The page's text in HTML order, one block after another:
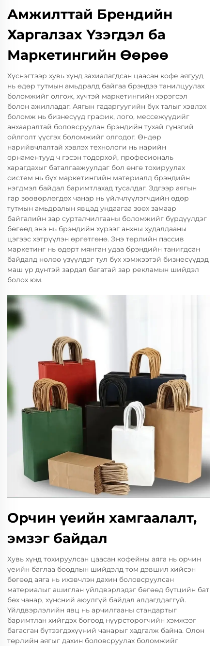
Амжилттай Брендийн
Харгалзах Үзэгдэл ба
Маркетингийн Өөрөө
Хүснэгтээр хувь хүнд захиалагдсан цаасан кофе аягууд
нь өдөр тутмын амьдралд байгаа брэндээ танилцуулах
боломжийг олгож, хүчтэй маркетингийн хэрэгсэл
болон ажилладаг. Аягын гадаргуугийн бүх талыг хэвлэх
боломж нь бизнесүүд график, лого, мессежүүдийг
анхааралтай боловсруулан брэндийн тухай гүнзгий
ойлголт үүсгэх боломжийг олгодог. Өндөр
нарийвчлалтай хэвлэх технологи нь нарийн
орнаментууд ч гэсэн тодорхой, професиональ
харагдахыг баталгаажуулдаг бол өнгө тохируулах
систем нь бүх маркетингийн материалд брэндийн
нэгдмэл байдал баримтлахад тусалдаг. Эдгээр аягын
гар зөөвөрлөгдөх чанар нь үйлчлүүлэгчдийн өдөр
тутмын амьдралын явцад ундаагаа зөөх замаар
байгалийн зар сурталчилгааны боломжийг бүрдүүлдэг
бөгөөд энэ нь брэндийн хүрээг анхны худалдааны
цэгээс хэтрүүлэн өргөтгөнө. Энэ төрлийн пассив
маркетинг нь өдөрт мянган удаа брэндийн танигдсан
байдалд нөлөө үзүүлдэг тул бүх хэмжээтэй бизнесүүдэд
маш үр дүнтэй зардал багатай зар рекламын шийдэл
болох юм.
Орчин үеийн хамгаалалт,
эмзэг байдал
Хувь хүнд тохируулсан цаасан кофейны аяга нь орчин
үеийн баглаа боодлын шийдэлд том дэвшил хийсэн
бөгөөд аяга нь ихэвчлэн дахин боловсруулсан
материалыг ашиглан үйлдвэрлэдэг бөгөөд бүтцийн бат
бөх чанар, хүнсний аюулгүй байдал алдагддаггүй.
Үйлдвэрлэлийн явц нь арчилгааны стандартыг
баримтлан хийгдэх бөгөөд нүүрстөрөгчийн хэмжээг
багасган бүтээгдэхүүний чанарыг хадгалж байна. Олон
төрлийн аягыг дахин боловсруулах боломжийг